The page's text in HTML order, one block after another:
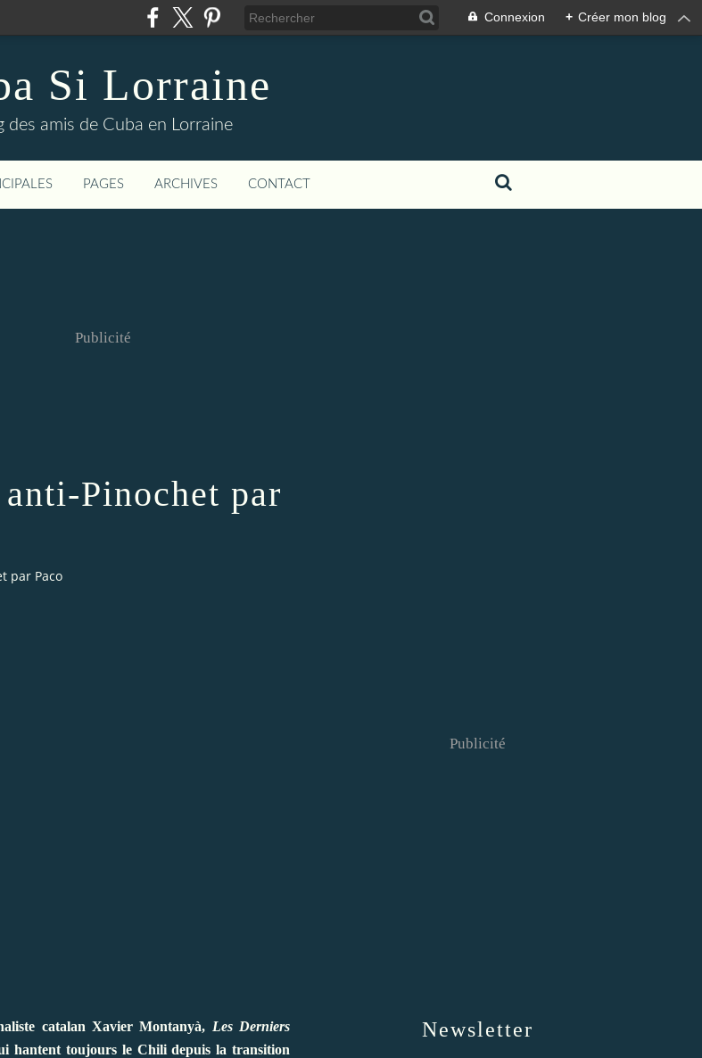
Connexion + Créer mon blog
Si Lorraine
des amis de Cuba en Lorraine
PAGES ARCHIVES CONTACT
Publicité
Pinochet par
par Paco
catalan Xavier Montanyà, Les Derniers
hantent toujours le Chili depuis la transition
Newsletter
Publicité